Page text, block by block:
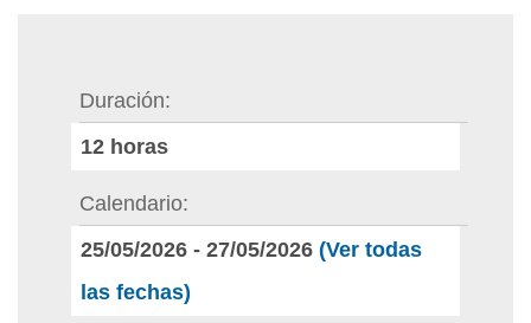
Duración
12 horas
Calendario
25/05/2026 - 27/05/2026 (Ver todas
las fechas)